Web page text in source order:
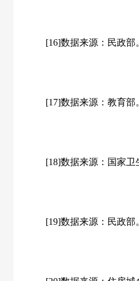
[16]数据来源：民政部
[17]数据来源：教育部
[18]数据来源：国家卫
[19]数据来源：民政部